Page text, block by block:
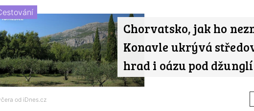
Chorvatsko, jak ho
Konavle ukrývá
hrad i oázu pod džunglí
od iDnes.cz